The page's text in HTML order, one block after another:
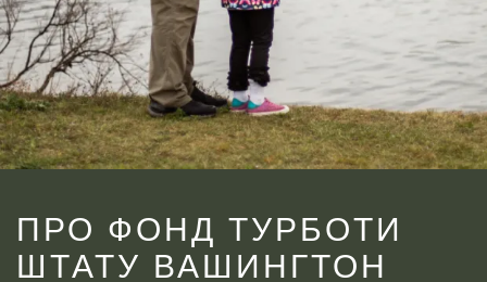
ПРО ФОНД ТУРБОТИ
ШТАТУ ВАШИНГТОН